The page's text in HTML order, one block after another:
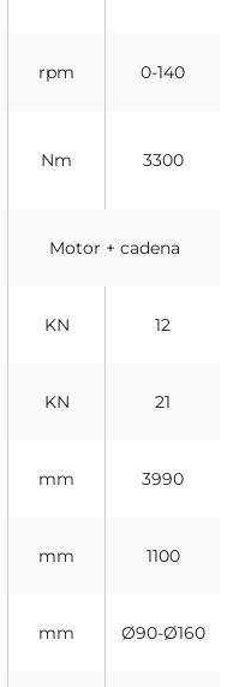
rpm 0-140
Nm 3300
Motor + cadena
KN 12
KN 21
mm 3990
mm 1100
mm Ø90-Ø160